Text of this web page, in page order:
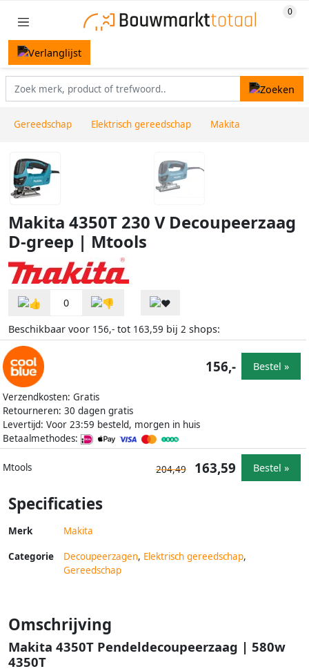
Gereedschap Elektrisch gereedschap Makita
Makita 4350T 230 V Decoupeerzaag
D-greep | Mtools
0
Beschikbaar voor 156,- tot 163,59 bij 2 shops:
Verzendkosten: Gratis
Retourneren: 30 dagen gratis
Levertijd: Voor 23:59 besteld, morgen in huis
Betaalmethodes:
156,- Bestel »
Mtools 204,49 163,59 Bestel »
Specificaties
Merk Makita
Categorie Decoupeerzagen, Elektrisch gereedschap,
Gereedschap
Omschrijving
Makita 4350T Pendeldecoupeerzaag | 580w
4350T